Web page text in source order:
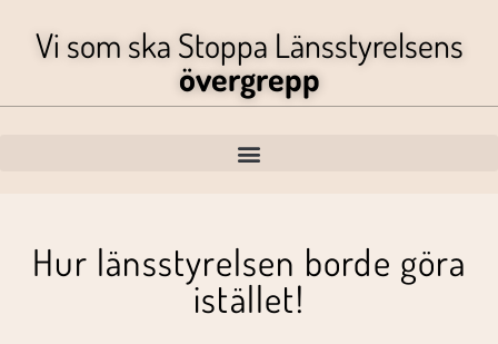
Vi som ska Stoppa Länsstyrelsens
övergrepp
Hur länsstyrelsen borde göra
istället!